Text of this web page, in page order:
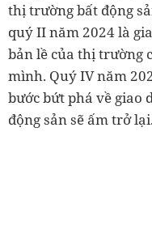
thị trường bất động
quý II năm 2024 là
bản lề của thị trường
mình. Quý IV năm
bước bứt phá về giao
động sản sẽ ấm trở lại.